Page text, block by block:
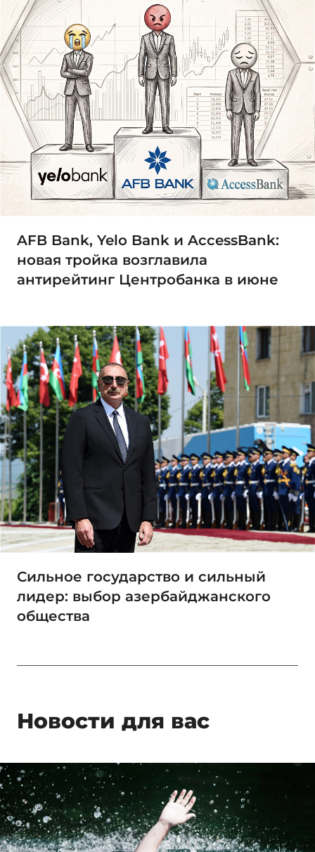
AFB Bank, Yelo Bank и AccessBank:
новая тройка возглавила
антирейтинг Центробанка в июне
Сильное государство и сильный
лидер: выбор азербайджанского
общества
Новости для вас